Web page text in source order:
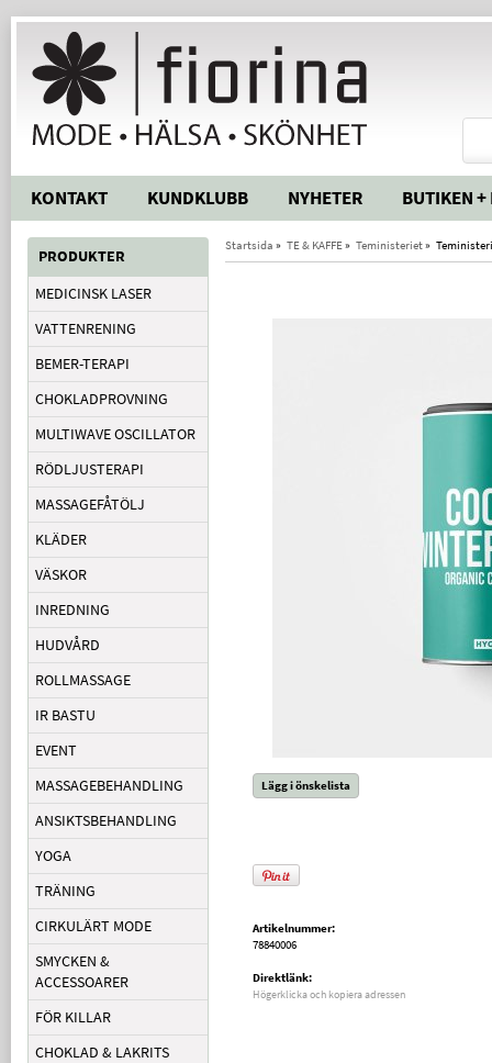
KONTAKT KUNDKLUBB NYHETER BUTIKEN +
PRODUKTER
MEDICINSK LASER
VATTENRENING
BEMER-TERAPI
CHOKLADPROVNING
MULTIWAVE OSCILLATOR
RÖDLJUSTERAPI
MASSAGEFÅTÖLJ
KLÄDER
VÄSKOR
INREDNING
HUDVÅRD
ROLLMASSAGE
IR BASTU
EVENT
MASSAGEBEHANDLING
ANSIKTSBEHANDLING
YOGA
TRÄNING
CIRKULÄRT MODE
SMYCKEN &
ACCESSOARER
FÖR KILLAR
CHOKLAD & LAKRITS
Startsida » TE & KAFFE » Teministeriet»
Lägg i önskelista
Artikelnummer:
78840006
Direktlänk:
Högerklicka och kopiera adressen